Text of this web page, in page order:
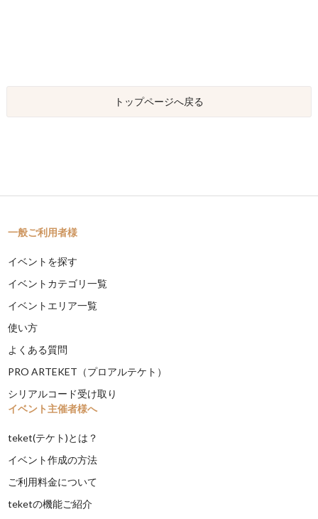
トップページへ戻る
一般ご利用者様
イベントを探す
イベントカテゴリ一覧
イベントエリア一覧
使い方
よくある質問
PRO ARTEKET（プロアルテケト）
シリアルコード受け取り
イベント主催者様へ
teket(テケト)とは？
イベント作成の方法
ご利用料金について
teketの機能ご紹介